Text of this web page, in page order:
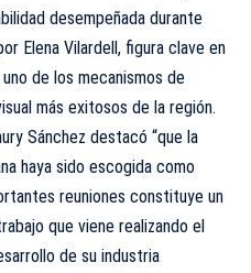
desempeñada durante
Elena Vilardell, figura clave en
de los mecanismos de
más exitosos de la región.
Sánchez destacó “que la
haya sido escogida como
reuniones constituye un
que viene realizando el
de su industria